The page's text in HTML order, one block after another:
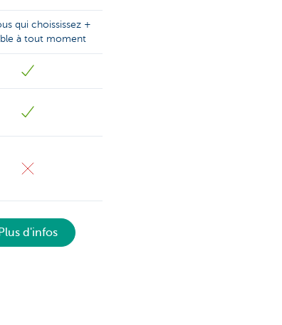
qui choississez +
à tout moment
Plus d'infos